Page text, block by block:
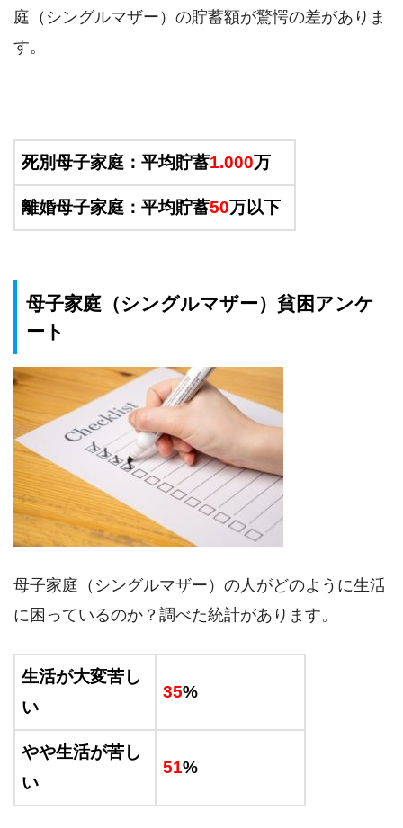
庭（シングルマザー）の貯蓄額が驚愕の差がありま
す。
死別母子家庭：平均貯蓄1.000万
離婚母子家庭：平均貯蓄50万以下
母子家庭（シングルマザー）貧困アンケ
ート
母子家庭（シングルマザー）の人がどのように生活
に困っているのか？調べた統計があります。
生活が大変苦し
い
35%
やや生活が苦し
い
51%